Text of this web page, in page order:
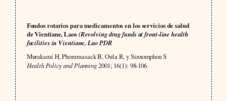
Fondos rotarios para medicamentos en los servicios de salud
de Vientiane, Laos(Revolving drug funds at front-line health
facilities in Vientiane, Lao PDR
Murakami H, Phommasack B, Oula R, y Sinxomphou S
Health Policy and Planning2001; 16(1): 98-106